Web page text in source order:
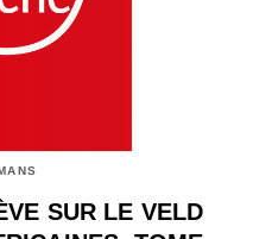
SUR LE VELD